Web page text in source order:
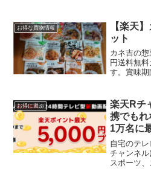
ポンで
お得な買物情報
【楽天
ット
カネ吉の
円送料無
す。賞味
う時やお
と重宝し
お得に遊ぶ
楽天Rチ
携でも
1万名に
る
自宅のテ
チャンネル
スポーツ、